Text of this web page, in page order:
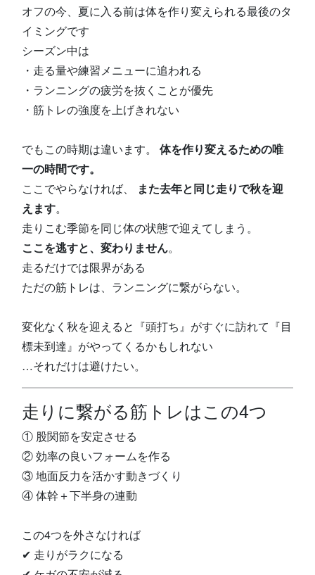
オフの今、夏に入る前は体を作り変えられる最後のタ
イミングです
シーズン中は
・走る量や練習メニューに追われる
・ランニングの疲労を抜くことが優先
・筋トレの強度を上げきれない
でもこの時期は違います。 体を作り変えるための唯
一の時間です。
ここでやらなければ、
また去年と同じ走りで秋を迎
えます。
走りこむ季節を同じ体の状態で迎えてしまう。
ここを逃すと、変わりません。
走るだけでは限界がある
ただの筋トレは、ランニングに繋がらない。
変化なく秋を迎えると『頭打ち』がすぐに訪れて『目
標未到達』がやってくるかもしれない
…それだけは避けたい。
走りに繋がる筋トレはこの4つ
① 股関節を安定させる
② 効率の良いフォームを作る
③ 地面反力を活かす動きづくり
④ 体幹＋下半身の連動
この4つを外さなければ
✔ 走りがラクになる